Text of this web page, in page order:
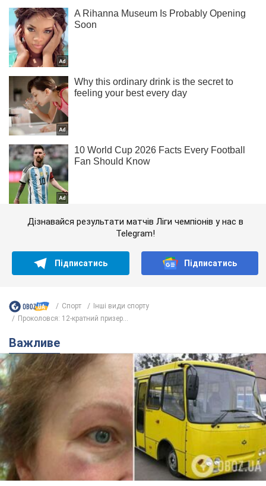
Дізнавайся результати матчів Ліги чемпіонів у нас в
Telegram!
Підписатись Підписатись
Спорт
Інші види спорту
Проколовся: 12-кратний призер...
Важливе